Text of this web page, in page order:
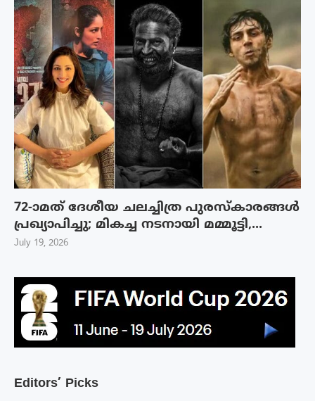
Editors’ Picks
72-ാമത് ദേശീയ ചലച്ചിത്ര പുരസ്‌കാരങ്ങള്‍
പ്രഖ്യാപിച്ചു; മികച്ച നടനായി മമ്മൂട്ടി,...
July 19, 2026